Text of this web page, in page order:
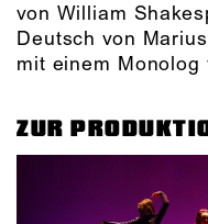
von William
Deutsch von
mit einem Monolog
ZUR